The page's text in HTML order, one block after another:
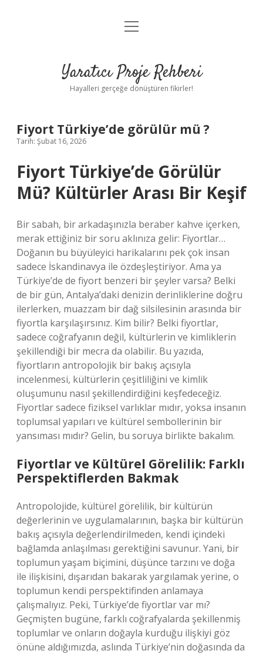
Anasayfa
Yasal Uyarı
menüyü
Yaratıcı Proje Rehberi
Hayalleri gerçeğe dönüştüren fikirler!
Fiyort Türkiye’de görülür mü ?
Tarih: Şubat 16, 2026
Fiyort Türkiye’de Görülür
Mü? Kültürler Arası Bir Keşif
Bir sabah, bir arkadaşınızla beraber kahve içerken,
merak ettiğiniz bir soru aklınıza gelir: Fiyortlar…
Doğanın bu büyüleyici harikalarını pek çok insan
sadece İskandinavya ile özdeşleştiriyor. Ama ya
Türkiye’de de fiyort benzeri bir şeyler varsa? Belki
de bir gün, Antalya’daki denizin derinliklerine doğru
ilerlerken, muazzam bir dağ silsilesinin arasında bir
fiyortla karşılaşırsınız. Kim bilir? Belki fiyortlar,
sadece coğrafyanın değil, kültürlerin ve kimliklerin
şekillendiği bir mecra da olabilir. Bu yazıda,
fiyortların antropolojik bir bakış açısıyla
incelenmesi, kültürlerin çeşitliliğini ve kimlik
oluşumunu nasıl şekillendirdiğini keşfedeceğiz.
Fiyortlar sadece fiziksel varlıklar mıdır, yoksa insanın
toplumsal yapıları ve kültürel sembollerinin bir
yansıması mıdır? Gelin, bu soruya birlikte bakalım.
Fiyortlar ve Kültürel Görelilik: Farklı
Perspektiflerden Bakmak
Antropolojide, kültürel görelilik, bir kültürün
değerlerinin ve uygulamalarının, başka bir kültürün
bakış açısıyla değerlendirilmeden, kendi içindeki
bağlamda anlaşılması gerektiğini savunur. Yani, bir
toplumun yaşam biçimini, düşünce tarzını ve doğa
ile ilişkisini, dışarıdan bakarak yargılamak yerine, o
toplumun kendi perspektifinden anlamaya
çalışmalıyız. Peki, Türkiye’de fiyortlar var mı?
Geçmişten bugüne, farklı coğrafyalarda şekillenmiş
toplumlar ve onların doğayla kurduğu ilişkiyi göz
önüne aldığımızda, aslında Türkiye’nin doğasında da